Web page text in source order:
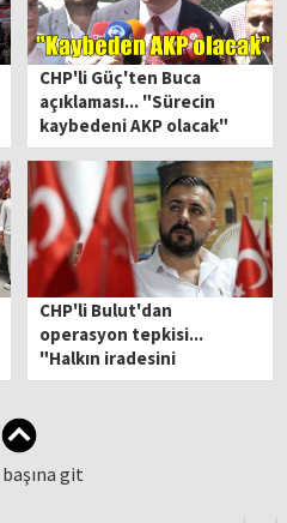
CHP'li Güç'ten Buca
açıklaması... "Sürecin
kaybedeni AKP olacak"
CHP'li Bulut'dan
operasyon tepkisi...
"Halkın iradesini
savunmaya devam
git